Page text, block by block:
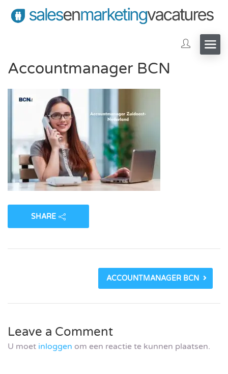
Accountmanager BCN
SHARE
ACCOUNTMANAGER BCN
Leave a Comment
U moet inloggen om een reactie te kunnen plaatsen.